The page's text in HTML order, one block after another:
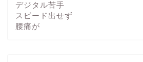
デジタル苦手
スピード出せず
腰痛が